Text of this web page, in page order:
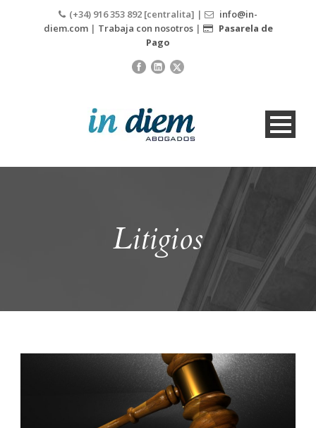
(+34) 916 353 892 [centralita] |
info@in-
diem.com| Trabaja con nosotros|
Pasarela de
Pago
Litigios